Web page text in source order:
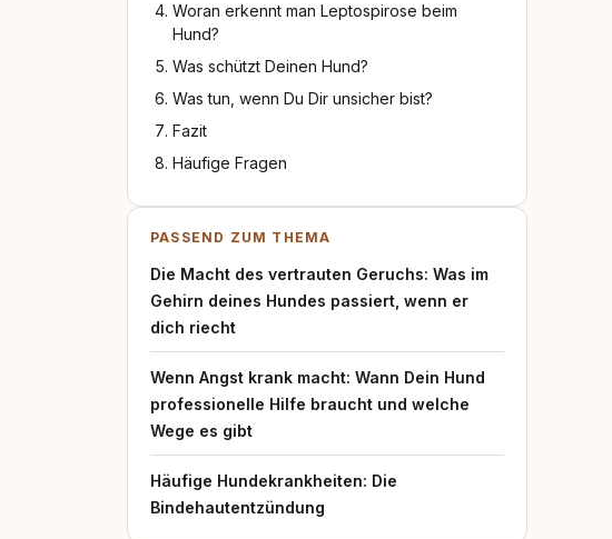
Woran erkennt man Leptospirose beim
Hund?
Was schützt Deinen Hund?
Was tun, wenn Du Dir unsicher bist?
Fazit
Häufige Fragen
PASSEND ZUM THEMA
Die Macht des vertrauten Geruchs: Was im
Gehirn deines Hundes passiert, wenn er
dich riecht
Wenn Angst krank macht: Wann Dein Hund
professionelle Hilfe braucht und welche
Wege es gibt
Häufige Hundekrankheiten: Die
Bindehautentzündung